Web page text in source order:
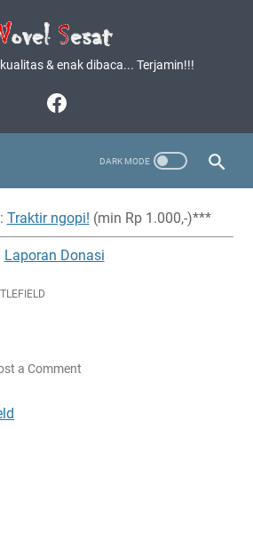
& enak dibaca... Terjamin!!!
Traktir ngopi! (min Rp 1.000,-)***
Laporan Donasi
a Comment